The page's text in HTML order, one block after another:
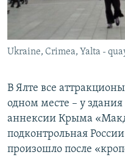
ПОБЕДИТЕЛЕЙ НЕ СУДЯТ?
ELIFBE
ПРИСОЕДИНЯЙТЕСЬ!
Все сайты RFE/RL
Ukraine, Crimea, Yalta -
В Ялте все
одном месте – у
аннексии Крыма
подконтрольная
произошло после